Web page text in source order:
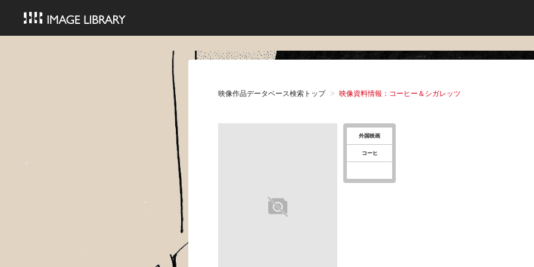
映像作品データベース検索トップ 映像資料情報：コーヒー＆シガレッツ
外国映画
コーヒ